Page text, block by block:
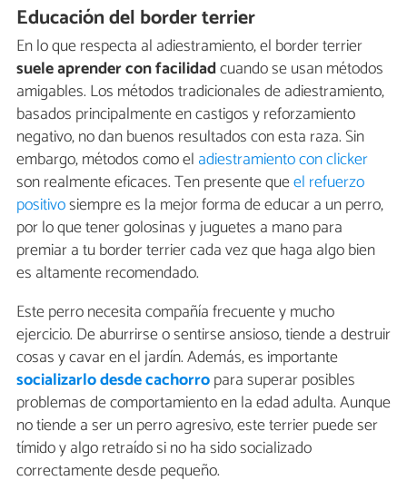
Educación del border terrier
En lo que respecta al adiestramiento, el border terrier
suele aprender con facilidadcuando se usan métodos
amigables. Los métodos tradicionales de adiestramiento,
basados principalmente en castigos y reforzamiento
negativo, no dan buenos resultados con esta raza. Sin
embargo, métodos como el adiestramiento con clicker
son realmente eficaces. Ten presente queel refuerzo
positivosiempre es la mejor forma de educar a un perro,
por lo que tener golosinas y juguetes a mano para
premiar a tu border terrier cada vez que haga algo bien
es altamente recomendado.
Este perro necesita compañía frecuente y mucho
ejercicio. De aburrirse o sentirse ansioso, tiende a destruir
cosas y cavar en el jardín. Además, es importante
socializarlo desde cachorropara superar posibles
problemas de comportamiento en la edad adulta. Aunque
no tiende a ser un perro agresivo, este terrier puede ser
tímido y algo retraído si no ha sido socializado
correctamente desde pequeño.